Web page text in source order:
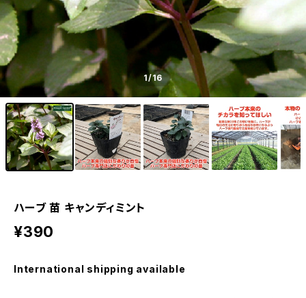
1/16
ハーブ 苗 キャンディミント
¥390
International shipping available